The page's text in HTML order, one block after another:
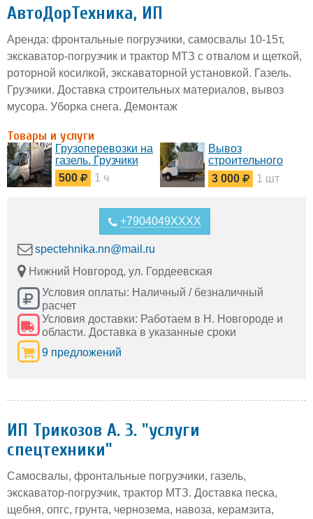
АвтоДорТехника, ИП
Аренда: фронтальные погрузчики, самосвалы 10-15т,
экскаватор-погрузчик и трактор МТЗ с отвалом и щеткой,
роторной косилкой, экскаваторной установкой. Газель.
Грузчики. Доставка строительных материалов, вывоз
мусора. Уборка снега. Демонтаж
Товары и услуги
Грузоперевозки на
газель. Грузчики
500
1 ч
Вывоз
строительного
мусора (газель,
грузчики)
3 000 1 шт
+7904049XXXX
spectehnika.nn@mail.ru
Нижний Новгород, ул. Гордеевская
Условия оплаты: Наличный / безналичный
расчет
Условия доставки: Работаем в Н. Новгороде и
области. Доставка в указанные сроки
9 предложений
ИП Трикозов А. З. "услуги
спецтехники"
Самосвалы, фронтальные погрузчики, газель,
экскаватор-погрузчик, трактор МТЗ. Доставка песка,
щебня, опгс, грунта, чернозема, навоза, керамзита,